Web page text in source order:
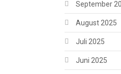
September
August 2025
Juli 2025
Juni 2025